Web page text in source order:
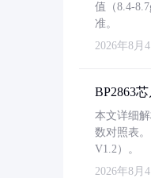
值（8.4-
准。
2026年8月4
BP2863
本文详细
数对照表
V1.2）。
2026年8月4